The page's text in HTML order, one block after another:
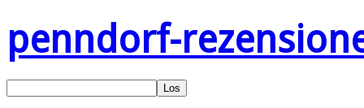
penndorf-